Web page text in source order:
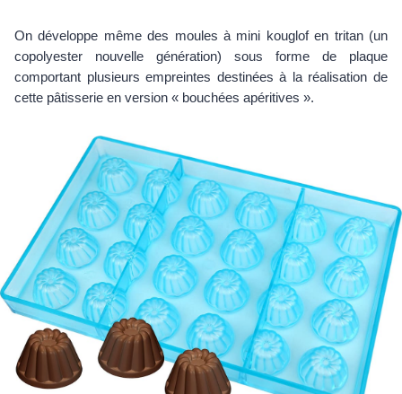
On développe même des moules à mini kouglof en tritan (un
copolyester nouvelle génération) sous forme de plaque
comportant plusieurs empreintes destinées à la réalisation de
cette pâtisserie en version « bouchées apéritives ».